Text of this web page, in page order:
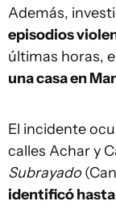
Además,
episodios
últimas horas,
una casa en
El incidente
calles Achar y
Subrayado
identificó